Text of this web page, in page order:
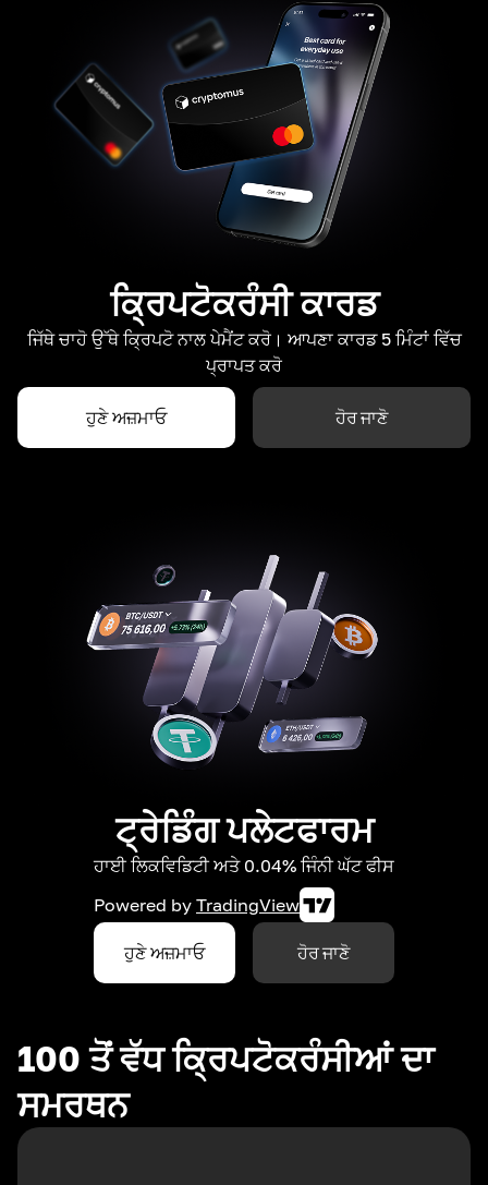
ਕ੍ਰਿਪਟੋਕਰੰਸੀ ਕਾਰਡ
ਜਿੱਥੇ ਚਾਹੋ ਉੱਥੇ ਕ੍ਰਿਪਟੋ ਨਾਲ ਪੇਮੈਂਟ ਕਰੋ। ਆਪਣਾ ਕਾਰਡ 5 ਮਿੰਟਾਂ ਵਿੱਚ
ਪ੍ਰਾਪਤ ਕਰੋ
ਹੁਣੇ ਅਜ਼ਮਾਓ ਹੋਰ ਜਾਣੋ
ਟ੍ਰੇਡਿੰਗ ਪਲੇਟਫਾਰਮ
ਹਾਈ ਲਿਕਵਿਡਿਟੀ ਅਤੇ 0.04% ਜਿੰਨੀ ਘੱਟ ਫੀਸ
Powered by TradingView
ਹੁਣੇ ਅਜ਼ਮਾਓ ਹੋਰ ਜਾਣੋ
100 ਤੋਂ ਵੱਧ ਕ੍ਰਿਪਟੋਕਰੰਸੀਆਂ ਦਾ
ਸਮਰਥਨ